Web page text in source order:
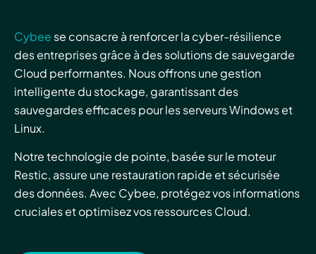
Cybee se consacre à renforcer la cyber-résilience
des entreprises grâce à des solutions de sauvegarde
Cloud performantes. Nous offrons une gestion
intelligente du stockage, garantissant des
sauvegardes efficaces pour les serveurs Windows et
Linux.
Notre technologie de pointe, basée sur le moteur
Restic, assure une restauration rapide et sécurisée
des données. Avec Cybee, protégez vos informations
cruciales et optimisez vos ressources Cloud.